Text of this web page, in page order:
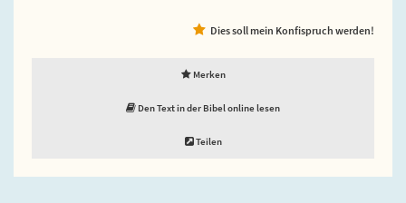
Dies soll mein Konfispruch werden!
Merken
Den Text in der Bibel online lesen
Teilen